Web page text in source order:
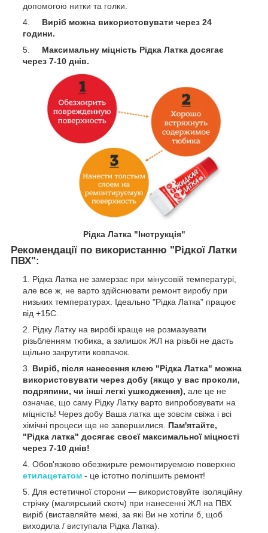
допомогою нитки та голки.
Виріб можна використовувати через 24
години.
Максимальну міцність Рідка Латка досягає
через 7-10 днів.
Рідка Латка "Інструкція"
Рекомендації по використанню "Рідкої Латки
ПВХ":
Рідка Латка не замерзає при мінусовій температурі,
але все ж, не варто здійснювати ремонт виробу при
низьких температурах. Ідеально "Рідка Латка" працює
від +15C.
Рідку Латку на виробі краще не розмазувати
різьбленням тюбика, а залишок ЖЛ на різьбі не дасть
щільно закрутити ковпачок.
Виріб, після нанесення клею "Рідка Латка" можна
використовувати через добу (якщо у вас проколи,
подряпини, чи інші легкі ушкодження), але це не
означає, що саму Рідку Латку варто випробовувати на
міцність! Через добу Ваша латка ще зовсім свіжа і всі
хімічні процеси ще не завершилися. Пам'ятайте,
"Рідка латка" досягає своєї максимальної міцності
через 7-10 днів!
Обов'язково обезжирьте ремонтируемою поверхню
етилацетатом - це істотно поліпшить ремонт!
Для естетичної сторони — використовуйте ізоляційну
стрічку (малярський скотч) при нанесенні ЖЛ на ПВХ
виріб (виставляйте межі, за які Ви не хотіли б, щоб
виходила / виступала Рідка Латка).